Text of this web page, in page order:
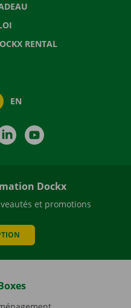
RENTAL
EN
LinkedIn
Dockx
et promotions